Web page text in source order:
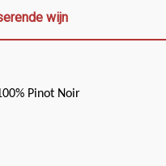
wijn
Pinot Noir